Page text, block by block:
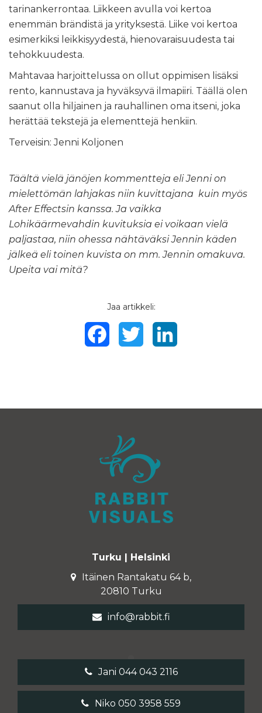
tarinankerrontaa. Liikkeen avulla voi kertoa
enemmän brändistä ja yrityksestä. Liike voi kertoa
esimerkiksi leikkisyydestä, hienovaraisuudesta tai
tehokkuudesta.
Mahtavaa harjoittelussa on ollut oppimisen lisäksi
rento, kannustava ja hyväksyvä ilmapiiri. Täällä olen
saanut olla hiljainen ja rauhallinen oma itseni, joka
herättää tekstejä ja elementtejä henkiin.
Terveisin: Jenni Koljonen
Täältä vielä jänöjen kommentteja eli Jenni on
mielettömän lahjakas niin kuvittajana kuin myös
After Effectsin kanssa. Ja vaikka
Lohikäärmevahdin kuvituksia ei voikaan vielä
paljastaa, niin ohessa nähtäväksi Jennin käden
jälkeä eli toinen kuvista on mm. Jennin omakuva.
Upeita vai mitä?
Jaa artikkeli:
FacebookTwitter
Turku | Helsinki
Itäinen Rantakatu 64 b,
20810 Turku
info@rabbit.fi
Jani 044 043 2116
Niko 050 3958 559